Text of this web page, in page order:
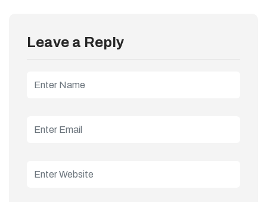
Leave a Reply